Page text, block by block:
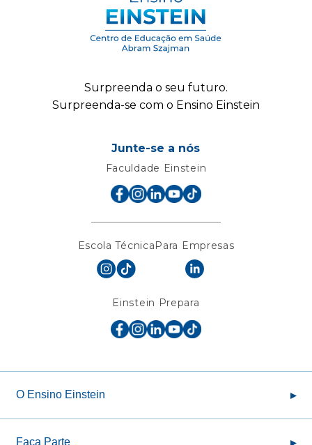
Surpreenda o seu futuro.
Surpreenda-se com o Ensino Einstein
Junte-se a nós
Faculdade Einstein
Escola TécnicaPara Empresas
Einstein Prepara
O Ensino Einstein
Faça Parte